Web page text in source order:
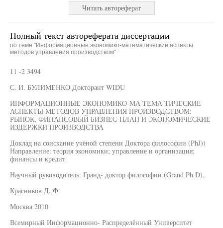
Читать автореферат
Полный текст автореферата диссертации
по теме "Информационные экономико-математические аспекты
методов управления производством"
11 -2 3494
С. И. БУЛИМЕНКО Докторант WIDU
ИНФОРМАЦИОННЫЕ ЭКОНОМИКО-МА ТЕМА ТИЧЕСКИЕ
АСПЕКТЫ МЕТОДОВ УПРАВЛЕНИЯ ПРОИЗВОДСТВОМ:
РЫНОК, ФИНАНСОВЫЙ БИЗНЕС-ПЛАН И ЭКОНОМИЧЕСКИЕ
ИЗДЕРЖКИ ПРОИЗВОДСТВА
Доклад на соискание учёной степени Доктора философии (PhJ))
Направление: теория экономики; управление и организация;
финансы и кредит
Научный руководитель: Гранд- доктор философии (Grand Ph.D),
Красников Д. Ф.
Москва 2010
Всемирный Информационно- Распределённый Университет